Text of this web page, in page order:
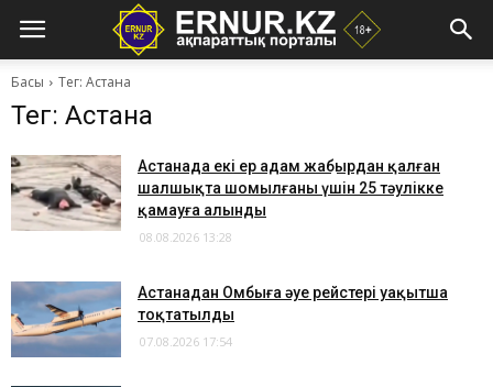
Басы Тег: Астана
Тег: Астана
Астанада екі ер адам жаңбырдан қалған
шалшықта шомылғаны үшін 25 тәулікке
қамауға алынды
08.08.2026 13:28
Астанадан Омбыға әуе рейстері уақытша
тоқтатылды
07.08.2026 17:54